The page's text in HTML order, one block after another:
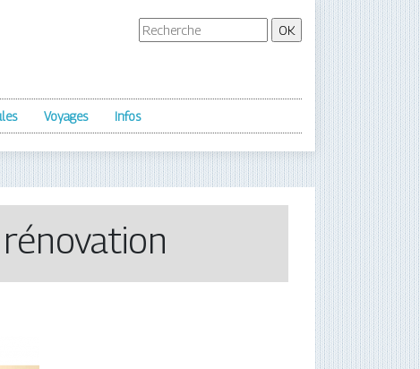
Voyages Infos